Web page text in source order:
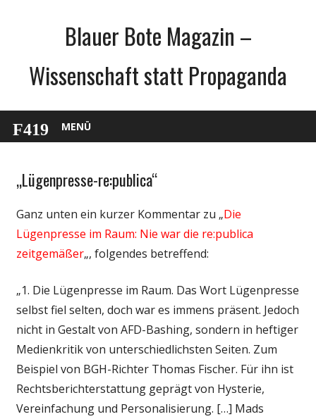
Blauer Bote Magazin –
Wissenschaft statt Propaganda
MENÜ
Gesellschaft
Medien
Politik
Wissenschaft
„Lügenpresse-re:publica“
Ganz unten ein kurzer Kommentar zu „Die
Lügenpresse im Raum: Nie war die re:publica
zeitgemäßer„, folgendes betreffend:
„1. Die Lügenpresse im Raum. Das Wort Lügenpresse
selbst fiel selten, doch war es immens präsent. Jedoch
nicht in Gestalt von AFD-Bashing, sondern in heftiger
Medienkritik von unterschiedlichsten Seiten. Zum
Beispiel von BGH-Richter Thomas Fischer. Für ihn ist
Rechtsberichterstattung geprägt von Hysterie,
Vereinfachung und Personalisierung. […] Mads